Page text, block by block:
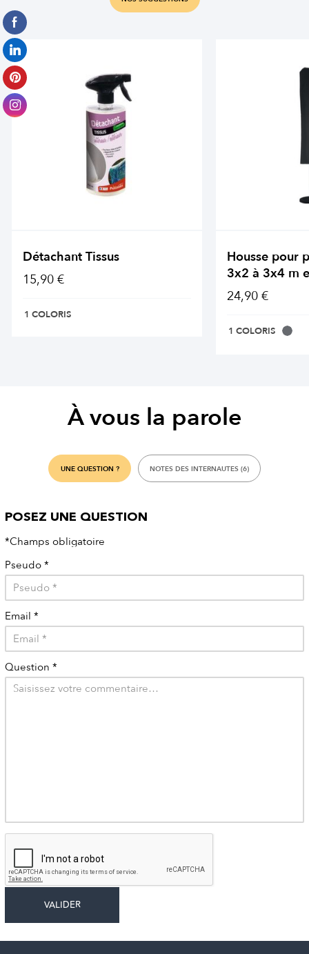
Détachant Tissus
15,90 €
1 COLORIS
Housse pour
3x2 à 3x4 m
24,90 €
1 COLORIS
À vous la parole
UNE QUESTION ? NOTES DES INTERNAUTES (6)
POSEZ UNE QUESTION
*Champs obligatoire
Pseudo *
Email *
Question *